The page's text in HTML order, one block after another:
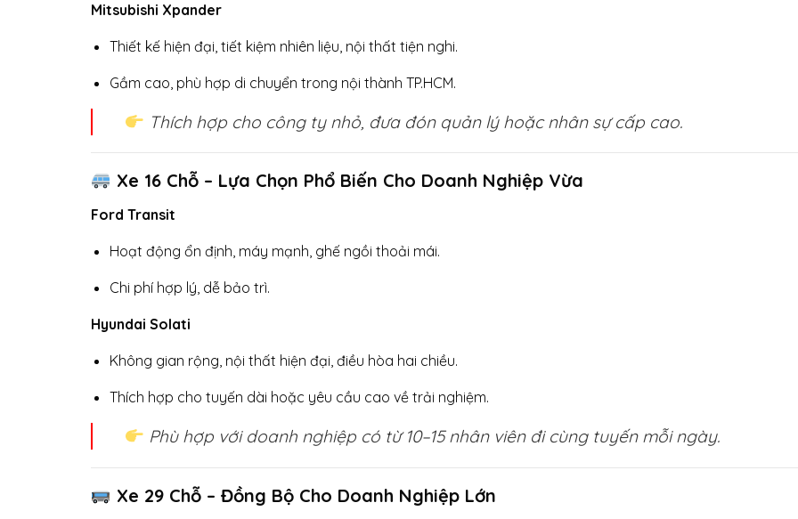
Mitsubishi Xpander
Thiết kế hiện đại, tiết kiệm nhiên liệu, nội thất tiện nghi.
Gầm cao, phù hợp di chuyển trong nội thành TP.HCM.
Thích hợp cho công ty nhỏ, đưa đón quản lý hoặc nhân sự cấp cao.
Xe 16 Chỗ – Lựa Chọn Phổ Biến Cho Doanh Nghiệp Vừa
Ford Transit
Hoạt động ổn định, máy mạnh, ghế ngồi thoải mái.
Chi phí hợp lý, dễ bảo trì.
Hyundai Solati
Không gian rộng, nội thất hiện đại, điều hòa hai chiều.
Thích hợp cho tuyến dài hoặc yêu cầu cao về trải nghiệm.
Phù hợp với doanh nghiệp có từ 10–15 nhân viên đi cùng tuyến mỗi ngày.
Xe 29 Chỗ – Đồng Bộ Cho Doanh Nghiệp Lớn